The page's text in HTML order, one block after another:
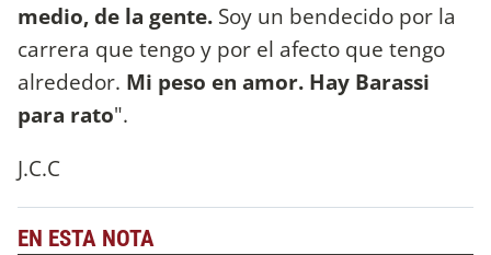
medio, de la gente. Soy un bendecido por la
carrera que tengo y por el afecto que tengo
alrededor. Mi peso en amor. Hay Barassi
para rato".
J.C.C
EN ESTA NOTA